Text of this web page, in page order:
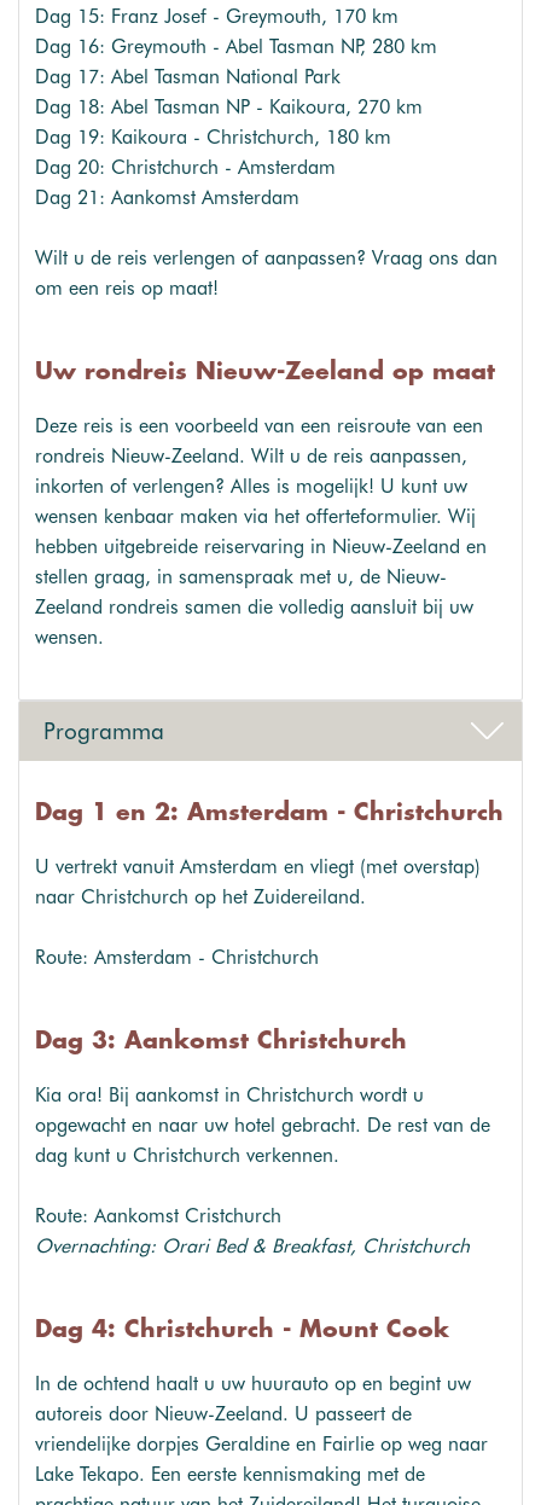
Dag 15: Franz Josef - Greymouth, 170 km
Dag 16: Greymouth - Abel Tasman NP, 280 km
Dag 17: Abel Tasman National Park
Dag 18: Abel Tasman NP - Kaikoura, 270 km
Dag 19: Kaikoura - Christchurch, 180 km
Dag 20: Christchurch - Amsterdam
Dag 21: Aankomst Amsterdam
Wilt u de reis verlengen of aanpassen? Vraag ons dan
om een reis op maat!
Uw rondreis Nieuw-Zeeland op maat
Deze reis is een voorbeeld van een reisroute van een
rondreis Nieuw-Zeeland. Wilt u de reis aanpassen,
inkorten of verlengen? Alles is mogelijk! U kunt uw
wensen kenbaar maken via het offerteformulier. Wij
hebben uitgebreide reiservaring in Nieuw-Zeeland en
stellen graag, in samenspraak met u, de Nieuw-
Zeeland rondreis samen die volledig aansluit bij uw
wensen.
Programma
Dag 1 en 2: Amsterdam - Christchurch
U vertrekt vanuit Amsterdam en vliegt (met overstap)
naar Christchurch op het Zuidereiland.
Route: Amsterdam - Christchurch
Dag 3: Aankomst Christchurch
Kia ora! Bij aankomst in Christchurch wordt u
opgewacht en naar uw hotel gebracht. De rest van de
dag kunt u Christchurch verkennen.
Route: Aankomst Cristchurch
Overnachting: Orari Bed & Breakfast, Christchurch
Dag 4: Christchurch - Mount Cook
In de ochtend haalt u uw huurauto op en begint uw
autoreis door Nieuw-Zeeland. U passeert de
vriendelijke dorpjes Geraldine en Fairlie op weg naar
Lake Tekapo. Een eerste kennismaking met de